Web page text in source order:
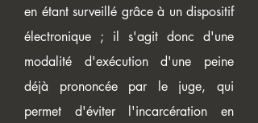
en étant surveillé grâce à un dispositif
électronique ; il s'agit donc d'une
modalité d'exécution d'une peine
déjà prononcée par le juge, qui
permet d'éviter l'incarcération en